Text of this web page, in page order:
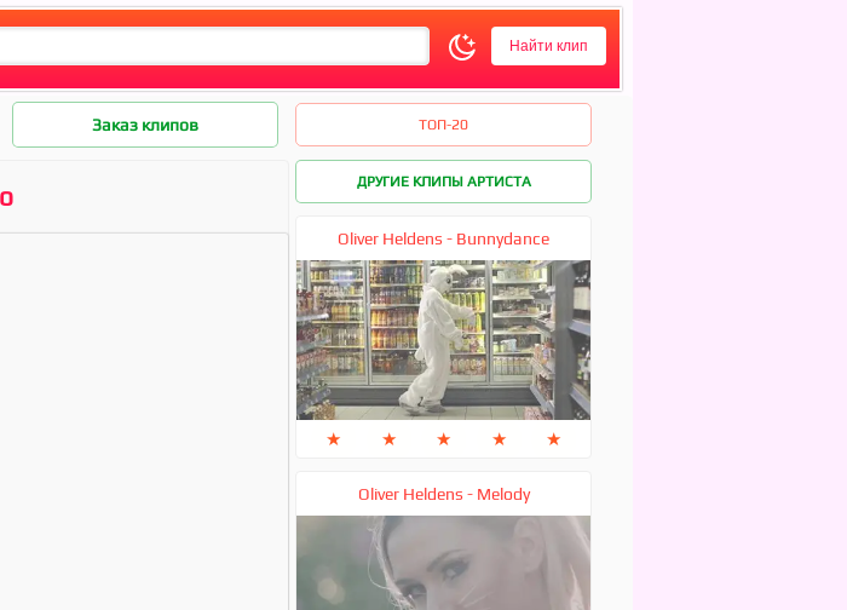
Заказ клипов ТОП-20
ДРУГИЕ КЛИПЫ АРТИСТА
Oliver Heldens - Bunnydance
★ ★ ★ ★ ★
Oliver Heldens - Melody